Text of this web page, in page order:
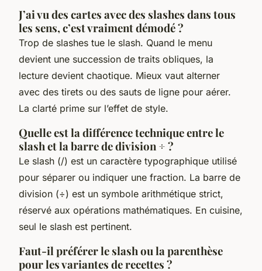
J’ai vu des cartes avec des slashes dans tous
les sens, c’est vraiment démodé ?
Trop de slashes tue le slash. Quand le menu
devient une succession de traits obliques, la
lecture devient chaotique. Mieux vaut alterner
avec des tirets ou des sauts de ligne pour aérer.
La clarté prime sur l’effet de style.
Quelle est la différence technique entre le
slash et la barre de division ÷ ?
Le slash (/) est un caractère typographique utilisé
pour séparer ou indiquer une fraction. La barre de
division (÷) est un symbole arithmétique strict,
réservé aux opérations mathématiques. En cuisine,
seul le slash est pertinent.
Faut-il préférer le slash ou la parenthèse
pour les variantes de recettes ?